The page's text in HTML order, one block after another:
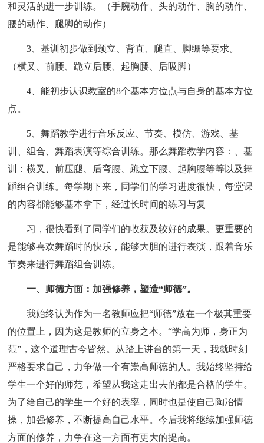
和灵活的进一步训练。（手腕动作、头的动作、胸的动作、
腰的动作、腿脚的动作）
3、基训初步做到颈立、背直、腿直、脚绷等要求。
（横叉、前腰、跪立后腰、起胸腰、后吸脚）
4、能初步认识教室的8个基本方位点与自身的基本方位
点。
5、舞蹈教学进行音乐反应、节奏、模仿、游戏、基
训、组合、舞蹈表演等综合训练。那么舞蹈教学内容：、基
训：横叉、前压腿、后弯腰、跪立下腰、起胸腰等等以及舞
蹈组合训练。每学期下来，同学们的学习进度很快，每堂课
的内容都能够基本拿下，经过长时间的练习与复
习，很快看到了同学们的收获及较好的成果。更重要的
是能够喜欢舞蹈时的快乐，能够大胆的进行表演，跟着音乐
节奏来进行舞蹈组合训练。
一、师德方面：加强修养，塑造“师德”。
我始终认为作为一名教师应把“师德”放在一个极其重要
的位置上，因为这是教师的立身之本。“学高为师，身正为
范”，这个道理古今皆然。从踏上讲台的第一天，我就时刻
严格要求自己，力争做一个有崇高师德的人。我始终坚持给
学生一个好的师范，希望从我这走出去的都是合格的学生。
为了给自己的学生一个好的表率，同时也是使自己陶冶情
操，加强修养，不断提高自己水平。今后我将继续加强师德
方面的修养，力争在这一方面有更大的提高。